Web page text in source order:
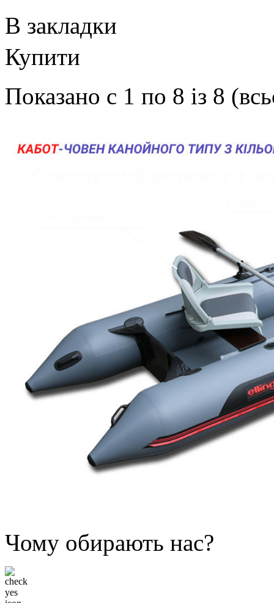
В закладки
Купити
Показано с 1 по 8 із 8
Чому обирають нас?